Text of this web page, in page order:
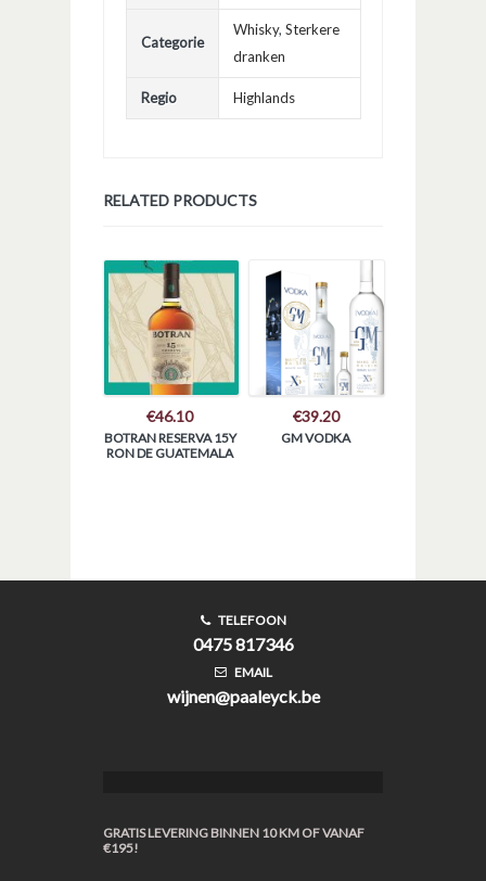
Categorie
Whisky, Sterkere
dranken
Regio Highlands
RELATED PRODUCTS
€46.10
BOTRAN RESERVA 15Y
RON DE GUATEMALA
€39.20
GM VODKA
TELEFOON
0475 817346
EMAIL
wijnen@paaleyck.be
GRATIS LEVERING BINNEN 10 KM OF VANAF
€195!